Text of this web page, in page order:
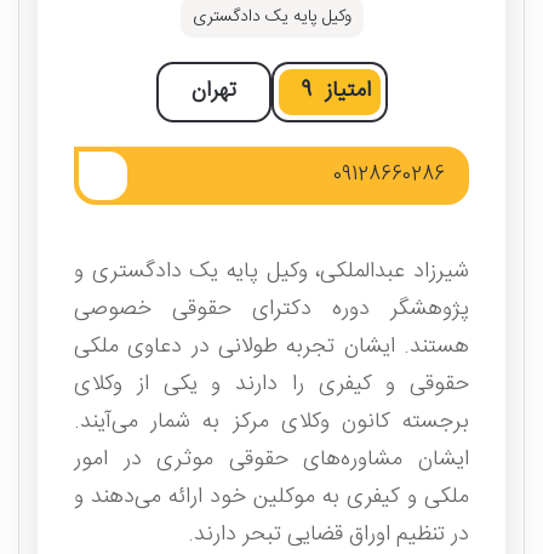
وکیل پایه یک دادگستری
امتیاز 9 تهران
09128660286
شیرزاد عبدالملکی، وکیل پایه یک دادگستری و
پژوهشگر دوره دکترای حقوقی خصوصی
هستند. ایشان تجربه طولانی در دعاوی ملکی
حقوقی و کیفری را دارند و یکی از وکلای
برجسته کانون وکلای مرکز به شمار می‌آیند.
ایشان مشاوره‌های حقوقی موثری در امور
ملکی و کیفری به موکلین خود ارائه می‌دهند و
در تنظیم اوراق قضایی تبحر دارند.